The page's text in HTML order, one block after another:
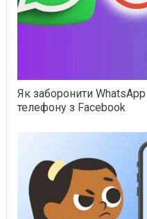
Як заборонити
телефону з Facebook